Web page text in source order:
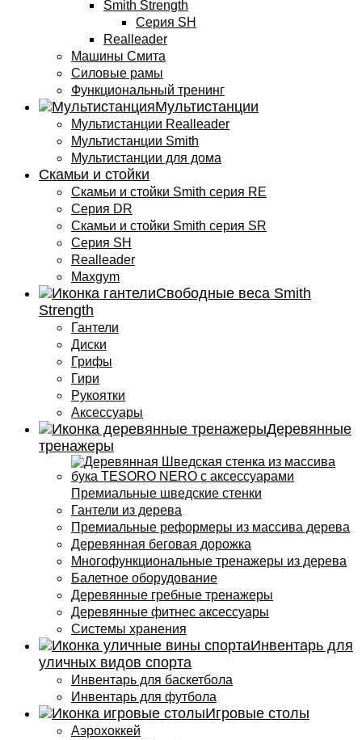
Smith Strength
Cерия SH
Realleader
Машины Смита
Силовые рамы
Функциональный тренинг
Мультистанции
Мультистанции Realleader
Мультистанции Smith
Мультистанции для дома
Скамьи и стойки
Скамьи и стойки Smith серия RE
Серия DR
Скамьи и стойки Smith серия SR
Серия SH
Realleader
Maxgym
Свободные веса Smith
Strength
Гантели
Диски
Грифы
Гири
Рукоятки
Аксессуары
Деревянные
тренажеры
Премиальные шведские стенки
Гантели из дерева
Премиальные реформеры из массива дерева
Деревянная беговая дорожка
Многофункциональные тренажеры из дерева
Балетное оборудование
Деревянные гребные тренажеры
Деревянные фитнес аксессуары
Системы хранения
Инвентарь для
уличных видов спорта
Инвентарь для баскетбола
Инвентарь для футбола
Игровые столы
Аэрохоккей